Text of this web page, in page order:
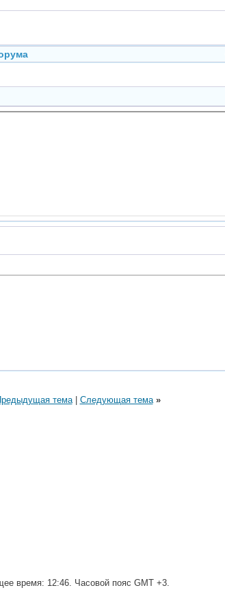
тема| Следующая тема »
время: 12:46. Часовой пояс GMT +3.